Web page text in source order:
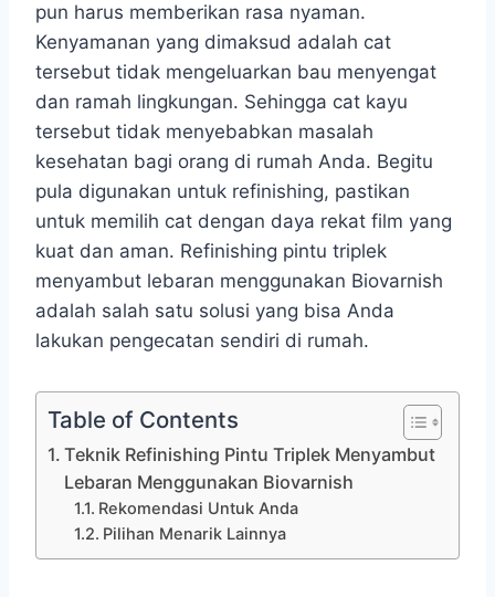
pun harus memberikan rasa nyaman.
Kenyamanan yang dimaksud adalah cat
tersebut tidak mengeluarkan bau menyengat
dan ramah lingkungan. Sehingga cat kayu
tersebut tidak menyebabkan masalah
kesehatan bagi orang di rumah Anda. Begitu
pula digunakan untuk refinishing, pastikan
untuk memilih cat dengan daya rekat film yang
kuat dan aman. Refinishing pintu triplek
menyambut lebaran menggunakan Biovarnish
adalah salah satu solusi yang bisa Anda
lakukan pengecatan sendiri di rumah.
Table of Contents
Teknik Refinishing Pintu Triplek Menyambut
Lebaran Menggunakan Biovarnish
Rekomendasi Untuk Anda
Pilihan Menarik Lainnya